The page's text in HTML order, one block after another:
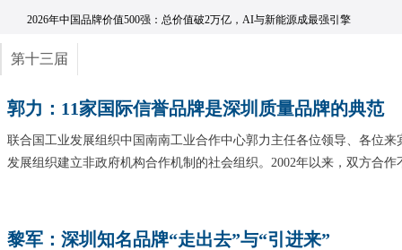
2026年中国品牌价值500强：总价值破2万亿，AI与新能源成最强引擎
第十三届
郭力：11家国际信誉品牌是深圳质量品牌的典范
联合国工业发展组织中国南南工业合作中心郭力主任各位领导、各位
发展组织建立非政府机构合作机制的社会组织。2002年以来，双方合
黎军：深圳知名品牌“走出去”与“引进来”